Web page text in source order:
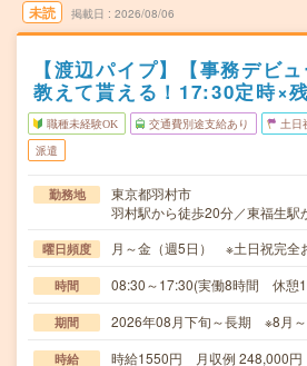
未読 掲載日 2026/08/06
【渡辺パイプ】【事務デビ
教えて貰える！17:30定時×
職種未経験OK 交通費別途支給あり 土日
派遣
勤務地
東京都羽村市
羽村駅から徒歩20分／東福生駅
曜日頻度 月～金（週5日） ※土日祝完全
時間 08:30～17:30(実働8時間 休憩
期間 2026年08月下旬～長期 ※8月～
時給 時給1550円 月収例 248,000円